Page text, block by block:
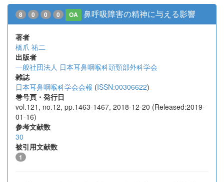
8 0 0 0 OA 鼻呼吸障害の精神に与える影響
著者
橋爪 祐二
出版者
一般社団法人 日本耳鼻咽喉科頭頸部外科学会
雑誌
日本耳鼻咽喉科学会会報 (ISSN:00306622)
巻号頁・発行日
vol.121, no.12, pp.1463-1467, 2018-12-20 (Released:2019-
01-16)
参考文献数
30
被引用文献数
1